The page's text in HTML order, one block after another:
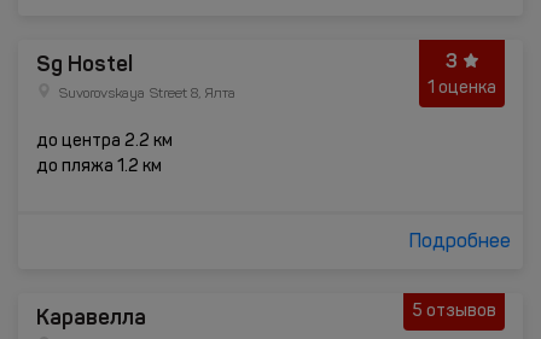
3
1 оценка
Sg Hostel
Suvorovskaya Street 8, Ялта
до центра 2.2 км
до пляжа 1.2 км
Подробнее
5 отзывов
Каравелла